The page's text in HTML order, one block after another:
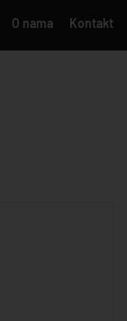
O nama Kontakt